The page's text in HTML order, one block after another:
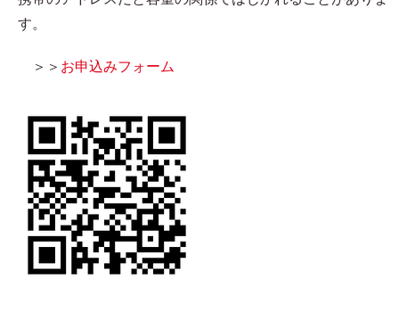
す。
＞＞ お申込みフォーム